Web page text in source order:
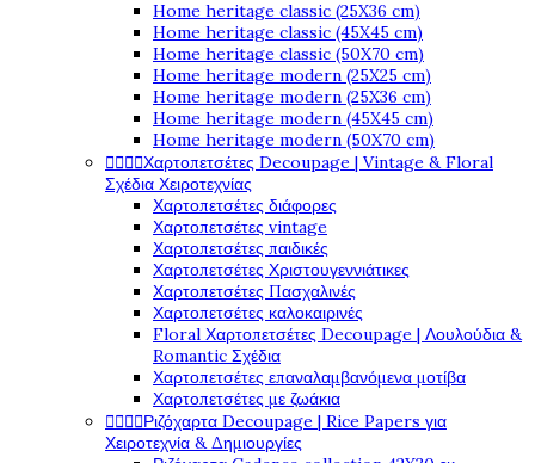
Home heritage classic (25X36 cm)
Home heritage classic (45X45 cm)
Home heritage classic (50X70 cm)
Home heritage modern (25X25 cm)
Home heritage modern (25X36 cm)
Home heritage modern (45X45 cm)
Home heritage modern (50X70 cm)
Χαρτοπετσέτες Decoupage | Vintage & Floral
Σχέδια Χειροτεχνίας
Χαρτοπετσέτες διάφορες
Χαρτοπετσέτες vintage
Χαρτοπετσέτες παιδικές
Χαρτοπετσέτες Χριστουγεννιάτικες
Χαρτοπετσέτες Πασχαλινές
Χαρτοπετσέτες καλοκαιρινές
Floral Χαρτοπετσέτες Decoupage | Λουλούδια &
Romantic Σχέδια
Χαρτοπετσέτες επαναλαμβανόμενα μοτίβα
Χαρτοπετσέτες με ζωάκια
Ριζόχαρτα Decoupage | Rice Papers για
Χειροτεχνία & Δημιουργίες